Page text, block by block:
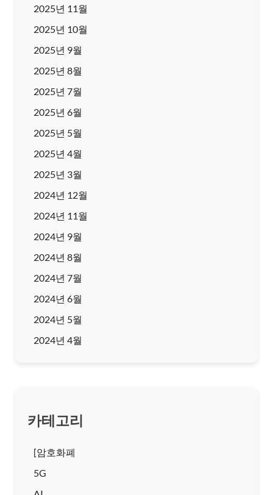
2025년 11월
2025년 10월
2025년 9월
2025년 8월
2025년 7월
2025년 6월
2025년 5월
2025년 4월
2025년 3월
2024년 12월
2024년 11월
2024년 9월
2024년 8월
2024년 7월
2024년 6월
2024년 5월
2024년 4월
카테고리
[암호화폐
5G